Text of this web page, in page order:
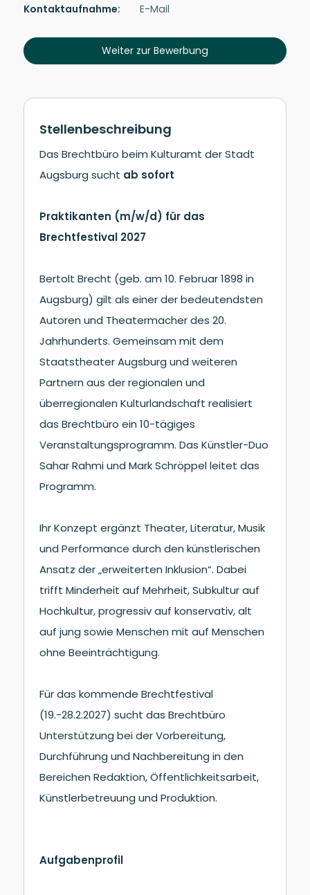
Kontakt­auf­nah­me: E-Mail
Weiter zur Bewerbung
Stellenbeschreibung
Das Brechtbüro beim Kulturamt der Stadt
Augsburg sucht ab sofort
Praktikanten (m/w/d) für das
Brechtfestival 2027
Bertolt Brecht (geb. am 10. Februar 1898 in
Augsburg) gilt als einer der bedeutendsten
Autoren und Theatermacher des 20.
Jahrhunderts. Gemeinsam mit dem
Staatstheater Augsburg und weiteren
Partnern aus der regionalen und
überregionalen Kulturlandschaft realisiert
das Brechtbüro ein 10-tägiges
Veranstaltungsprogramm. Das Künstler-Duo
Sahar Rahmi und Mark Schröppel leitet das
Programm.
Ihr Konzept ergänzt Theater, Literatur, Musik
und Performance durch den künstlerischen
Ansatz der „erweiterten Inklusion“. Dabei
trifft Minderheit auf Mehrheit, Subkultur auf
Hochkultur, progressiv auf konservativ, alt
auf jung sowie Menschen mit auf Menschen
ohne Beeinträchtigung.
Für das kommende Brechtfestival
(19.-28.2.2027) sucht das Brechtbüro
Unterstützung bei der Vorbereitung,
Durchführung und Nachbereitung in den
Bereichen Redaktion, Öffentlichkeitsarbeit,
Künstlerbetreuung und Produktion.
Aufgabenprofil